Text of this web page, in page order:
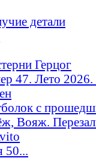
детали
Герцог
47. Лето 2026.
с
Вояж.